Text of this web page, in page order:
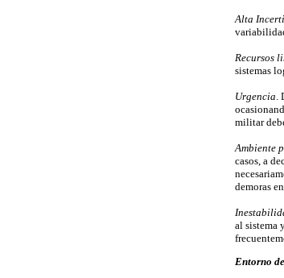
Alta
Recursos
sistemas
Urgencia
militar
Ambiente
casos, a
demoras
al sistema
Entorno